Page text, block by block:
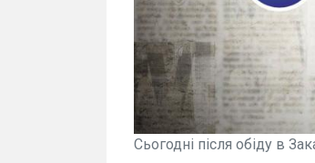
Сьогодні після обіду в